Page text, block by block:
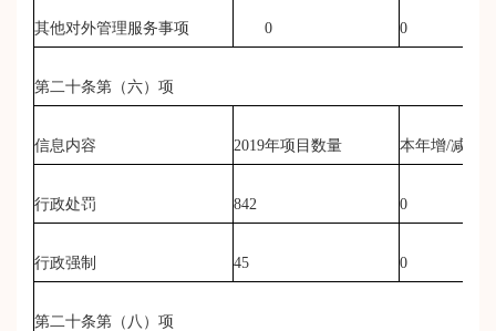
其他对外管理服务事项 0 0
第二十条第（六）项
信息内容 2019年项目数量 本年增/减
行政处罚 842 0
行政强制 45 0
第二十条第（八）项